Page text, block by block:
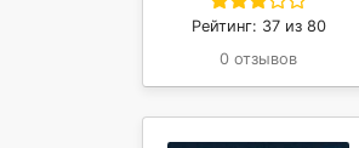
Рейтинг: 37 из 80
0 отзывов